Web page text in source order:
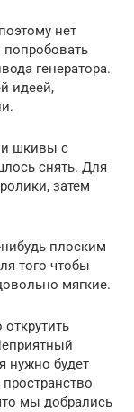
нет
генератора.
идеей,
и шкивы с
снять. Для
затем
плоским
того чтобы
мягкие.
нужно будет
мы добрались